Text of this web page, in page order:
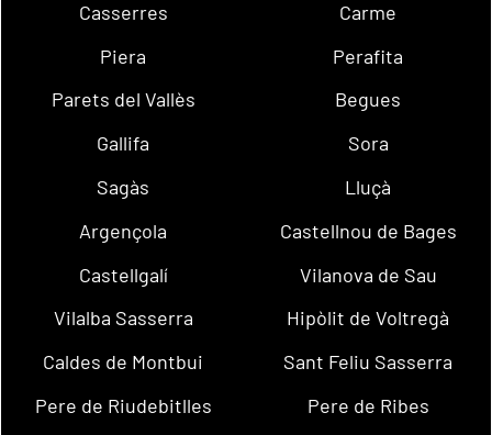
Casserres
Carme
Piera
Perafita
Parets del Vallès
Begues
Gallifa
Sora
Sagàs
Lluçà
Argençola
Castellnou de Bages
Castellgalí
Vilanova de Sau
Vilalba Sasserra
Hipòlit de Voltregà
Caldes de Montbui
Sant Feliu Sasserra
Pere de Riudebitlles
Pere de Ribes